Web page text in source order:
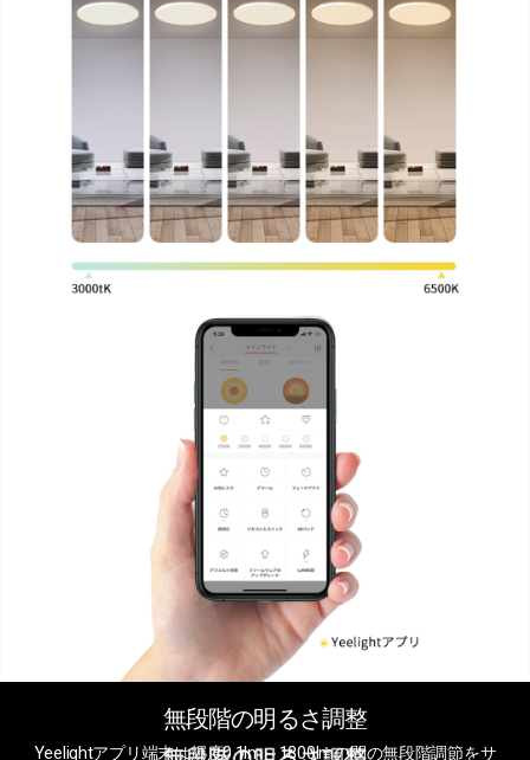
無段階の明るさ調整
Yeelightアプリ端末は輝度0.1lm～1800lmの間の無段階調節をサ